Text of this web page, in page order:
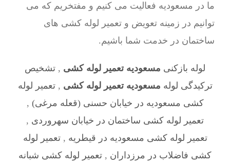
ما در مسعودیه فعالیت می کنیم و مفتخریم که می
توانیم در زمینه تعویض و تعمیر لوله کشی های
ساختمان در خدمت شما باشیم.
لوله بازکنی مسعودیه تعمیر لوله کشی , تشخیص
ترکیدگی لوله مسعودیه تعمیر لوله کشی ,تعمیر لوله
کشی مسعودیه در خیابان حسنی (قعله مرغی) ,
تعمیر لوله کشی ساختمان در خیابان سهروردی ,
تعمیر لوله کشی مسعودیه در قیطریه ,تعمیر لوله
کشی فاضلاب در مرزداران , تعمیر لوله کشی شبانه